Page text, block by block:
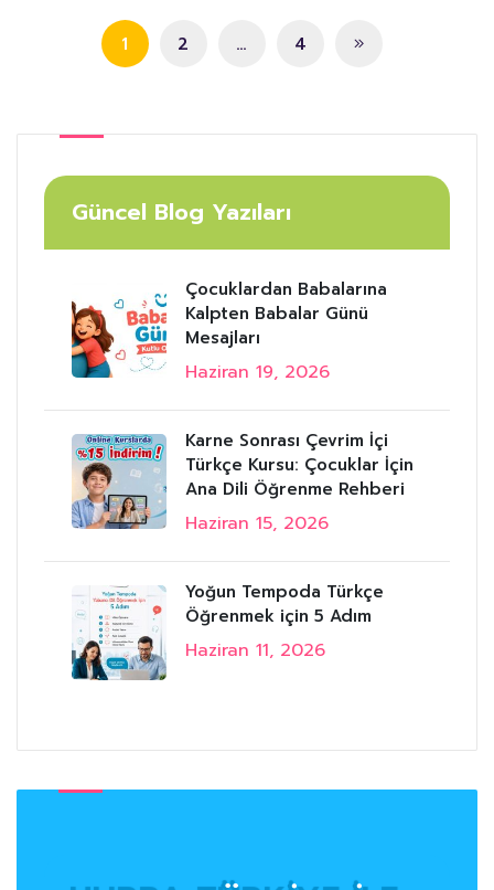
1 2 … 4
Güncel Blog Yazıları
Çocuklardan Babalarına
Kalpten Babalar Günü
Mesajları
Haziran 19, 2026
Karne Sonrası Çevrim İçi
Türkçe Kursu: Çocuklar İçin
Ana Dili Öğrenme Rehberi
Haziran 15, 2026
Yoğun Tempoda Türkçe
Öğrenmek için 5 Adım
Haziran 11, 2026